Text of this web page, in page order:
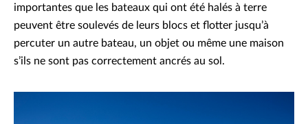
importantes que les bateaux qui ont été halés à terre
peuvent être soulevés de leurs blocs et flotter jusqu’à
percuter un autre bateau, un objet ou même une maison
s’ils ne sont pas correctement ancrés au sol.